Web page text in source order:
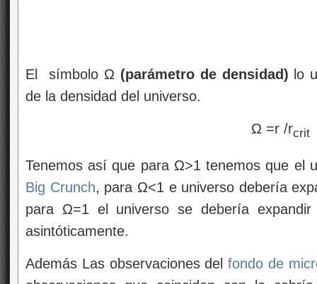
El símbolo Ω (parámetro de densidad) lo
de la densidad del universo.
Ω =r /rcrit
Tenemos así que para Ω>1 tenemos que el
Big Crunch, para Ω<1 e universo debería
para Ω=1 el universo se debería expandir
asintóticamente.
Además Las observaciones delfondo de